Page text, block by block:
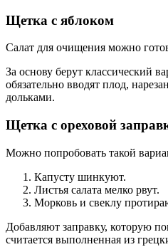
Щетка с яблоком
Салат для очищения можно
За основу берут классический
обязательно вводят плод,
дольками.
Щетка с ореховой
Можно попробовать такой
Капусту шинкуют.
Листья салата мелко рвут.
Морковь и свеклу
Добавляют заправку, которую
считается выполненная из